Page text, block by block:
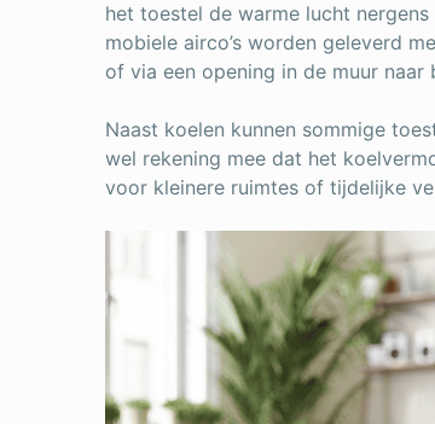
het toestel de warme lucht
mobiele airco’s worden geleverd
of via een opening in de muur naar
Naast koelen kunnen sommige
wel rekening mee dat het
voor kleinere ruimtes of tijdelijke